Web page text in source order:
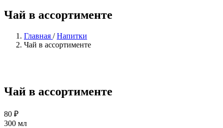
Чай в ассортименте
Главная /Напитки
Чай в ассортименте
Чай в ассортименте
80 ₽
300 мл